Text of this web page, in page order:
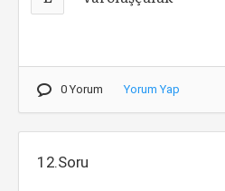
0 Yorum Yorum Yap
12.Soru